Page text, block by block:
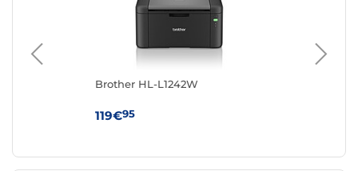
Brother HL-L1242W
119€95